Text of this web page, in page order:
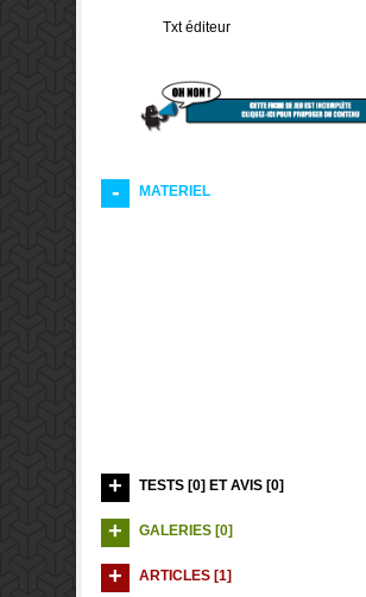
Txt éditeur
MATERIEL
TESTS [0] ET AVIS [0]
GALERIES [0]
ARTICLES [1]